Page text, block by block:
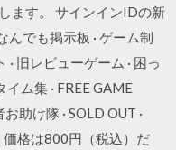
ます。 サインインIDの新
でも掲示板 · ゲーム制
旧レビューゲーム · 困っ
ム集 · FREE GAME
助け隊 · SOLD OUT ·
格は800円（税込）だ